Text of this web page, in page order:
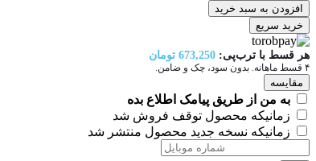
افزودن به سبد خرید
خرید سریع
هر قسط با ترب‌پی: 673,250 تومان
۴ قسط ماهانه. بدون سود، چک و ضامن.
مقایسه
به من از طریق پیامک اطلاع بده
زمانیکه محصول توقف فروش شد
زمانیکه نسخه جدید محصول منتشر شد